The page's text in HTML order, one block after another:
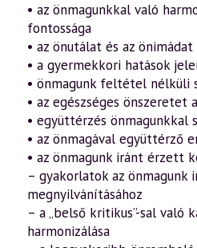
• az önmagunkkal való
fontossága
• az önutálat és az
• a gyermekkori hatások
• önmagunk feltétel nélküli
• az egészséges önszeretet
• együttérzés önmagunkkal
• az önmagával együttérző
• az önmagunk iránt érzett
– gyakorlatok az önmagunk
megnyilvánításához
– a „belső kritikus”-sal való
harmonizálása